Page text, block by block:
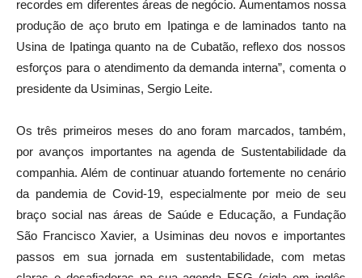
recordes em diferentes áreas de negócio. Aumentamos nossa
produção de aço bruto em Ipatinga e de laminados tanto na
Usina de Ipatinga quanto na de Cubatão, reflexo dos nossos
esforços para o atendimento da demanda interna”, comenta o
presidente da Usiminas, Sergio Leite.
Os três primeiros meses do ano foram marcados, também,
por avanços importantes na agenda de Sustentabilidade da
companhia. Além de continuar atuando fortemente no cenário
da pandemia de Covid-19, especialmente por meio de seu
braço social nas áreas de Saúde e Educação, a Fundação
São Francisco Xavier, a Usiminas deu novos e importantes
passos em sua jornada em sustentabilidade, com metas